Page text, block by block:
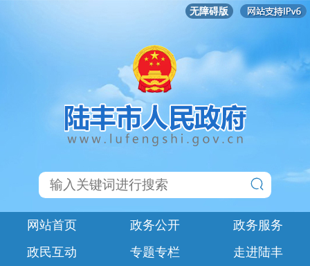
无障碍版
网站首页 政务公开
政务服务
政民互动
专题专栏
走进陆丰